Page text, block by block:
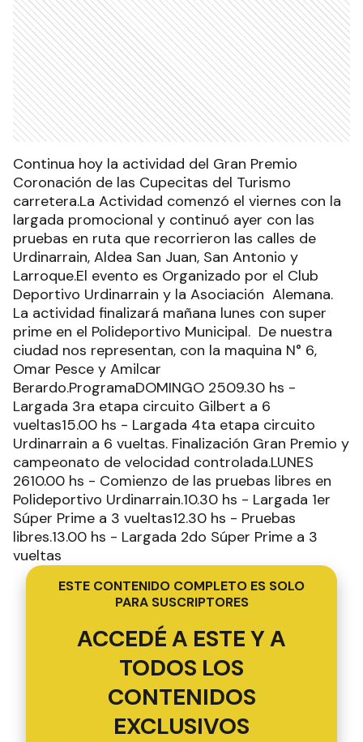
Continua hoy la actividad del Gran Premio
Coronación de las Cupecitas del Turismo
carretera.La Actividad comenzó el viernes con la
largada promocional y continuó ayer con las
pruebas en ruta que recorrieron las calles de
Urdinarrain, Aldea San Juan, San Antonio y
Larroque.El evento es Organizado por el Club
Deportivo Urdinarrain y la Asociación Alemana.
La actividad finalizará mañana lunes con super
prime en el Polideportivo Municipal. De nuestra
ciudad nos representan, con la maquina N° 6,
Omar Pesce y Amilcar
Berardo.ProgramaDOMINGO 2509.30 hs -
Largada 3ra etapa circuito Gilbert a 6
vueltas15.00 hs - Largada 4ta etapa circuito
Urdinarrain a 6 vueltas. Finalización Gran Premio y
campeonato de velocidad controlada.LUNES
2610.00 hs - Comienzo de las pruebas libres en
Polideportivo Urdinarrain.10.30 hs - Largada 1er
Súper Prime a 3 vueltas12.30 hs - Pruebas
libres.13.00 hs - Largada 2do Súper Prime a 3
vueltas
ESTE CONTENIDO COMPLETO ES SOLO
PARA SUSCRIPTORES
ACCEDÉ A ESTE Y A
TODOS LOS
CONTENIDOS
EXCLUSIVOS